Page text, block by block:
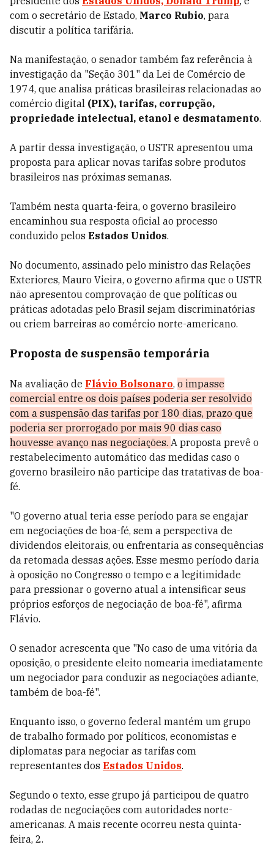
com o secretário de Estado, Marco Rubio, para
discutir a política tarifária.
Na manifestação, o senador também faz referência à
investigação da "Seção 301" da Lei de Comércio de
1974, que analisa práticas brasileiras relacionadas ao
comércio digital (PIX), tarifas, corrupção,
propriedade intelectual, etanol e desmatamento.
A partir dessa investigação, o USTR apresentou uma
proposta para aplicar novas tarifas sobre produtos
brasileiros nas próximas semanas.
Também nesta quarta-feira, o governo brasileiro
encaminhou sua resposta oficial ao processo
conduzido pelos Estados Unidos.
No documento, assinado pelo ministro das Relações
Exteriores, Mauro Vieira, o governo afirma que o USTR
não apresentou comprovação de que políticas ou
práticas adotadas pelo Brasil sejam discriminatórias
ou criem barreiras ao comércio norte-americano.
Proposta de suspensão temporária
Na avaliação de Flávio Bolsonaro, o impasse
comercial entre os dois países poderia ser resolvido
com a suspensão das tarifas por 180 dias, prazo que
poderia ser prorrogado por mais 90 dias caso
houvesse avanço nas negociações. A proposta prevê o
restabelecimento automático das medidas caso o
governo brasileiro não participe das tratativas de boa-
fé.
"O governo atual teria esse período para se engajar
em negociações de boa-fé, sem a perspectiva de
dividendos eleitorais, ou enfrentaria as consequências
da retomada dessas ações. Esse mesmo período daria
à oposição no Congresso o tempo e a legitimidade
para pressionar o governo atual a intensificar seus
próprios esforços de negociação de boa-fé", afirma
Flávio.
O senador acrescenta que "No caso de uma vitória da
oposição, o presidente eleito nomearia imediatamente
um negociador para conduzir as negociações adiante,
também de boa-fé".
Enquanto isso, o governo federal mantém um grupo
de trabalho formado por políticos, economistas e
diplomatas para negociar as tarifas com
representantes dos Estados Unidos.
Segundo o texto, esse grupo já participou de quatro
rodadas de negociações com autoridades norte-
americanas. A mais recente ocorreu nesta quinta-
feira, 2.